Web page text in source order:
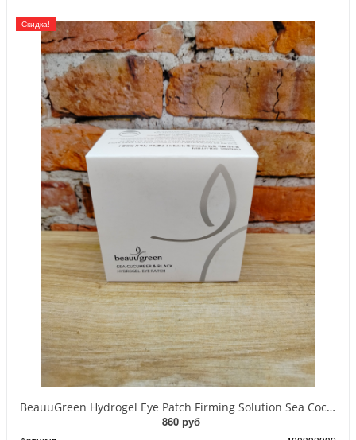
Скидка!
BeauuGreen Hydrogel Eye Patch Firming Solution Sea Cocumber & Black Гидрогелевые патчи для кожи вокруг глаз с экстрактом черного морского огурца 60 шт 90 гр
860 руб